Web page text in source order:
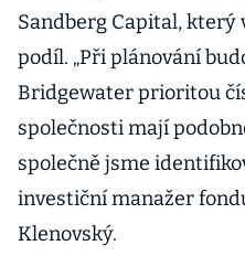
Sandberg Capital,
podíl. „Při plánování
Bridgewater prioritou
společnosti mají
společně jsme
investiční manažer
Klenovský.